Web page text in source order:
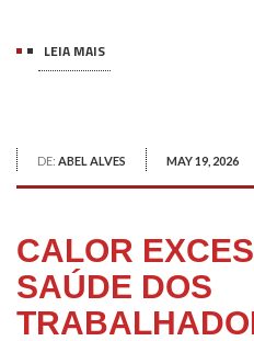
LEIA MAIS
DE: ABEL ALVES MAY 19, 2026
CALOR
SAÚDE DOS